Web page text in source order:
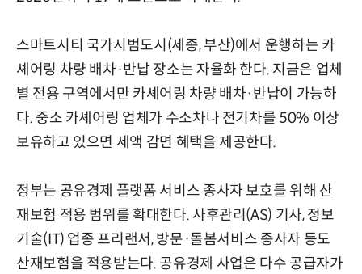
스마트시티 국가시범도시(세종, 부산)에서 운행하는 카
셰어링 차량 배차·반납 장소는 자율화 한다. 지금은 업체
별 전용 구역에서만 카셰어링 차량 배차·반납이 가능하
다. 중소 카셰어링 업체가 수소차나 전기차를 50% 이상
보유하고 있으면 세액 감면 혜택을 제공한다.
정부는 공유경제 플랫폼 서비스 종사자 보호를 위해 산
재보험 적용 범위를 확대한다. 사후관리(AS) 기사, 정보
기술(IT) 업종 프리랜서, 방문·돌봄서비스 종사자 등도
산재보험을 적용받는다. 공유경제 사업은 다수 공급자가